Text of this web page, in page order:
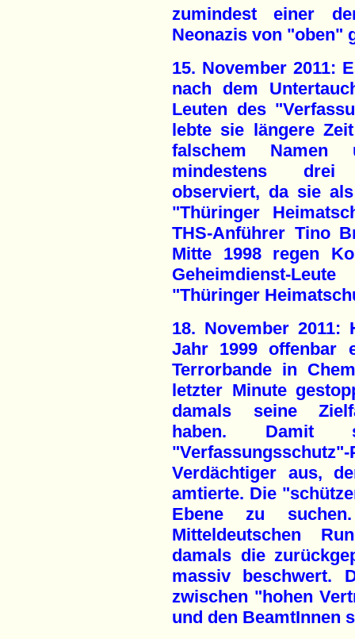
zumindest einer
Neonazis von "oben"
15. November 2011:
nach dem
Leuten des
lebte sie längere
falschem
mindestens drei
observiert, da sie
"Thüringer
THS-Anführer Tino
Mitte 1998 regen
Geheimdienst-
"Thüringer
18. November 2011:
Jahr 1999 offenbar
Terrorbande in
letzter Minute
damals seine
haben. Damit
Verdächtiger aus,
amtierte. Die
Ebene zu
Mitteldeutschen
damals die
massiv beschwert.
zwischen "hohen
und den BeamtInnen